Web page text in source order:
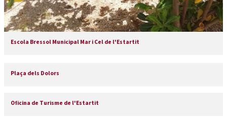
Escola Bressol Municipal Mar i Cel de l'Estartit
Plaça dels Dolors
Oficina de Turisme de l'Estartit